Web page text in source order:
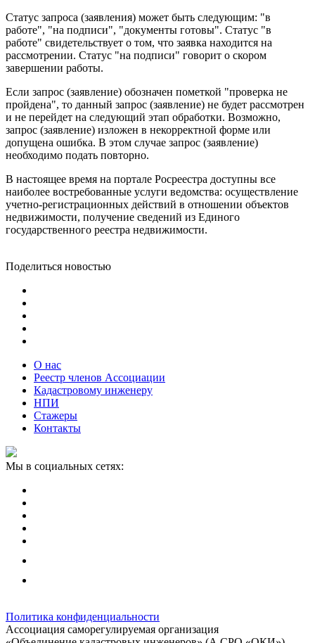
Статус запроса (заявления) может быть следующим: "в
работе", "на подписи", "документы готовы". Статус "в
работе" свидетельствует о том, что заявка находится на
рассмотрении. Статус "на подписи" говорит о скором
завершении работы.
Если запрос (заявление) обозначен пометкой "проверка не
пройдена", то данный запрос (заявление) не будет рассмотрен
и не перейдет на следующий этап обработки. Возможно,
запрос (заявление) изложен в некорректной форме или
допущена ошибка. В этом случае запрос (заявление)
необходимо подать повторно.
В настоящее время на портале Росреестра доступны все
наиболее востребованные услуги ведомства: осуществление
учетно-регистрационных действий в отношении объектов
недвижимости, получение сведений из Единого
государственного реестра недвижимости.
Поделиться новостью
О нас
Реестр членов Ассоциации
Кадастровому инженеру
НПИ
Стажеры
Контакты
Мы в социальных сетях:
Политика конфиденциальности
Ассоциация саморегулируемая организация